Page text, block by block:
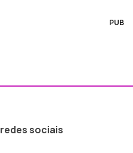
PUB
sociais